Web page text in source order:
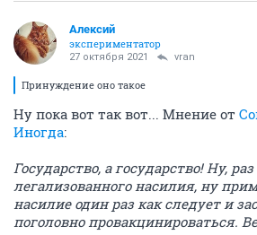
Алексий
экспериментатор
27 октября 2021 vran
Принуждение оно такое
Ну пока вот так вот... Мнение от
Иногда:
Государство, а государство! Ну,
легализованного насилия, ну
насилие один раз как следует и
поголовно провакцинироваться.